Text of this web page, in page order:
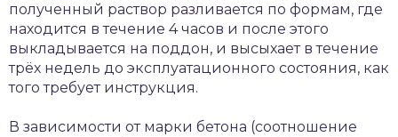
полученный раствор разливается по формам, где
находится в течение 4 часов и после этого
выкладывается на поддон, и высыхает в течение
трёх недель до эксплуатационного состояния, как
того требует инструкция.
В зависимости от марки бетона (соотношение